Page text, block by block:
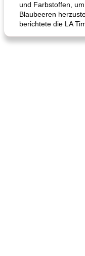
und Farbstoffen,
Blaubeeren
berichtete die LA